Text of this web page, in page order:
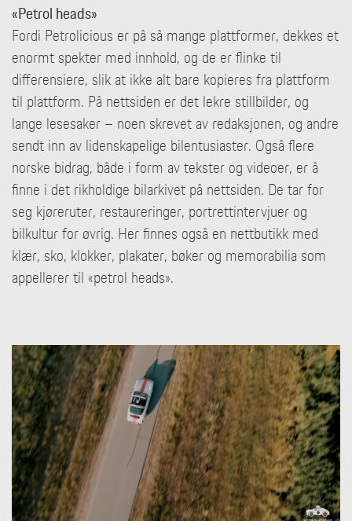
«Petrol heads»
Fordi Petrolicious er på så mange plattformer, dekkes et
enormt spekter med innhold, og de er flinke til
differensiere, slik at ikke alt bare kopieres fra plattform
til plattform. På nettsiden er det lekre stillbilder, og
lange lesesaker – noen skrevet av redaksjonen, og andre
sendt inn av lidenskapelige bilentusiaster. Også flere
norske bidrag, både i form av tekster og videoer, er å
finne i det rikholdige bilarkivet på nettsiden. De tar for
seg kjøreruter, restaureringer, portrettintervjuer og
bilkultur for øvrig. Her finnes også en nettbutikk med
klær, sko, klokker, plakater, bøker og memorabilia som
appellerer til «petrol heads».